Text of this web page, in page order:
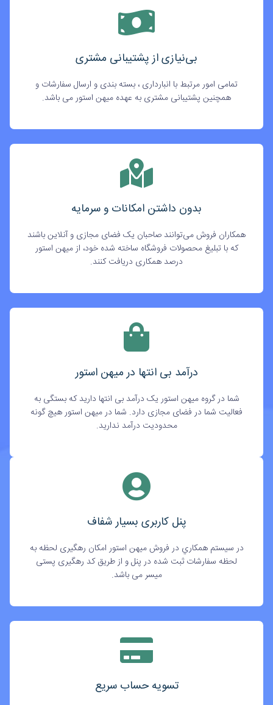
بی‌نیازی از پشتیبانی مشتری
تمامی امور مرتبط با انبارداری ، بسته بندی و ارسال سفارشات و
همچنین پشتیبانی مشتری به عهده میهن استور می باشد.
بدون داشتن امکانات و سرمایه
همکاران فروش می‌توانند صاحبان یک فضای مجازی و آنلاین باشند
که با تبلیغ محصولات فروشگاه ساخته شده خود، از میهن استور
درصد همکاری دریافت کنند.
درآمد بی انتها در میهن استور
شما در گروه میهن استور یک درآمد بی انتها دارید که بستگی به
فعالیت شما در فضای مجازی دارد. شما در میهن استور هیچ گونه
محدودیت درآمد ندارید.
پنل کاربری بسیار شفاف
در سيستم همکاري در فروش میهن استور امکان رهگیری لحظه به
لحظه سفارشات ثبت شده در پنل و از طریق کد رهگیری پستی
میسر می باشد.
تسویه حساب سریع